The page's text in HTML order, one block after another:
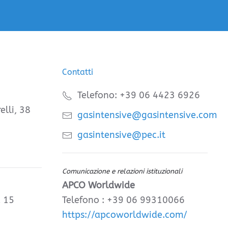
38
15
Contatti
Telefono: +39 06 4423 6926
gasintensive@gasintensive.com
gasintensive@pec.it
Comunicazione e relazioni istituzionali
APCO Worldwide
Telefono : +39 06 99310066
https://apcoworldwide.com/